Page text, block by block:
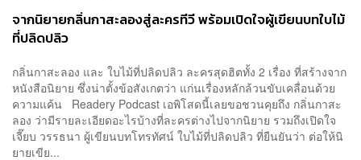
จากนิยายกลิ่นกาสะลองสู่ละครทีวี พร้อมเปิดใจผู้เขียนบทใบไม้
ที่ปลิดปลิว
กลิ่นกาสะลอง และ ใบไม้ที่ปลิดปลิว ละครสุดฮิตทั้ง 2 เรื่อง ที่สร้างจาก
หนังสือนิยาย ซึ่งน่าตั้งข้อสังเกตว่า แก่นเรื่องหลักล้วนขับเคลื่อนด้วย
ความแค้น Readery Podcast เอพิโสดนี้เลยขอชวนคุยถึง กลิ่นกาสะ
ลอง ว่ามีรายละเอียดอะไรบ้างที่ละครต่างไปจากนิยาย รวมถึงเปิดใจ
เจี๊ยบ วรรธนา ผู้เขียนบทโทรทัศน์ ใบไม้ที่ปลิดปลิว ที่ยืนยันว่า ต่อให้นิ
ยายเขีย...